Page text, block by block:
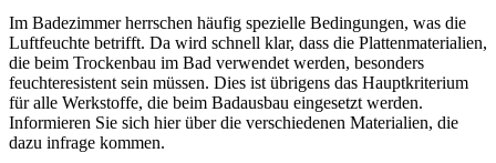
Im Badezimmer herrschen häufig spezielle Bedingungen, was die
Luftfeuchte betrifft. Da wird schnell klar, dass die Plattenmaterialien,
die beim Trockenbau im Bad verwendet werden, besonders
feuchteresistent sein müssen. Dies ist übrigens das Hauptkriterium
für alle Werkstoffe, die beim Badausbau eingesetzt werden.
Informieren Sie sich hier über die verschiedenen Materialien, die
dazu infrage kommen.